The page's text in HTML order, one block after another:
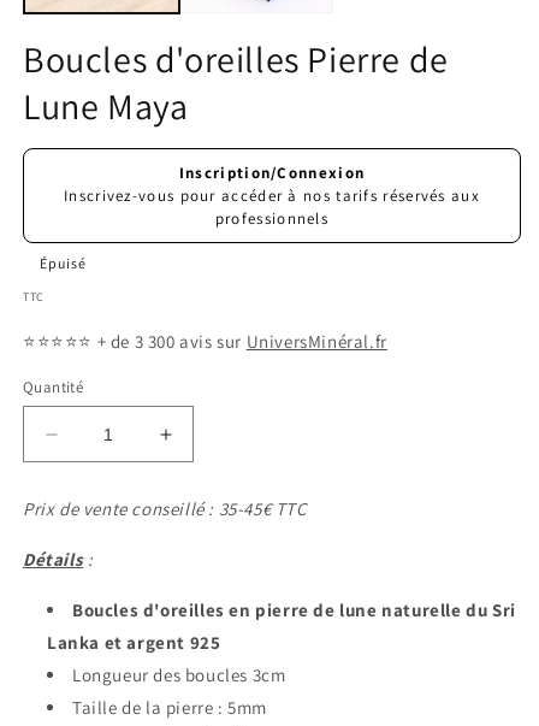
Boucles d'oreilles Pierre de
Lune Maya
Prix
habituel
Inscription/Connexion
Inscrivez-vous pour accéder à nos tarifs réservés aux
professionnels
Épuisé
TTC
⭐️⭐️⭐️⭐️⭐️ + de 3 300 avis sur UniversMinéral.fr
Quantité
Réduire
la
de
d&#39;oreilles
Lune
Maya
Augmenter
la
quantité
de
de
Lune
Maya
Prix de vente conseillé : 35-45€ TTC
Détails:
Boucles d'oreilles en pierre de lune naturelle du Sri
Lanka et argent 925
Longueur des boucles 3cm
Taille de la pierre : 5mm